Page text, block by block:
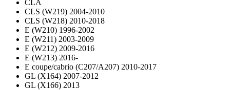
CLA
CLS (W219) 2004-2010
CLS (W218) 2010-2018
E (W210) 1996-2002
E (W211) 2003-2009
E (W212) 2009-2016
E (W213) 2016-
E coupe/cabrio (C207/A207) 2010-2017
GL (X164) 2007-2012
GL (X166) 2013